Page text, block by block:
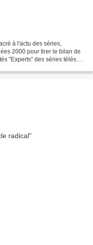
à l'actu des séries,
2000 pour tirer le bilan de
"Experts" des séries télés.